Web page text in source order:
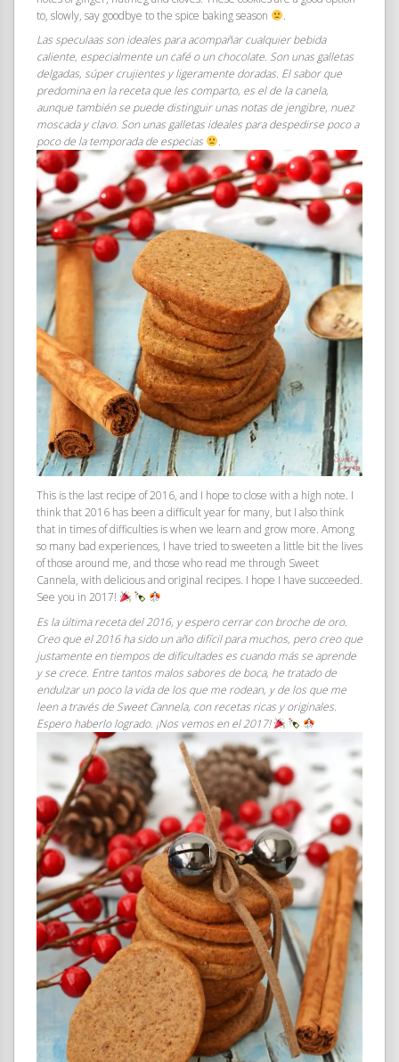
to, slowly, say goodbye to the spice baking season
.
Las speculaas son ideales para acompañar cualquier bebida
caliente, especialmente un café o un chocolate. Son unas galletas
delgadas, súper crujientes y ligeramente doradas. El sabor que
predomina en la receta que les comparto, es el de la canela,
aunque también se puede distinguir unas notas de jengibre, nuez
moscada y clavo. Son unas galletas ideales para despedirse poco a
poco de la temporada de especias
.
This is the last recipe of 2016, and I hope to close with a high note. I
think that 2016 has been a difficult year for many, but I also think
that in times of difficulties is when we learn and grow more. Among
so many bad experiences, I have tried to sweeten a little bit the lives
of those around me, and those who read me through Sweet
Cannela, with delicious and original recipes. I hope I have succeeded.
See you in 2017!
Es la última receta del 2016, y espero cerrar con broche de oro.
Creo que el 2016 ha sido un año difícil para muchos, pero creo que
justamente en tiempos de dificultades es cuando más se aprende
y se crece. Entre tantos malos sabores de boca, he tratado de
endulzar un poco la vida de los que me rodean, y de los que me
leen a través de Sweet Cannela, con recetas ricas y originales.
Espero haberlo logrado. ¡Nos vemos en el 2017!